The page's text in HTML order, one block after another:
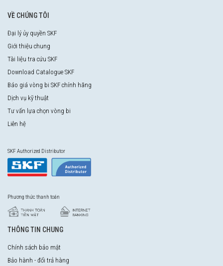
VỀ CHÚNG TÔI
Đại lý ủy quyền SKF
Giới thiệu chung
Tài liệu tra cứu SKF
Download Catalogue SKF
Báo giá vòng bi SKF chính hãng
Dịch vụ kỹ thuật
Tư vấn lựa chọn vòng bi
Liên hệ
SKF Authorized Distributor
Phương thức thanh toán
THÔNG TIN CHUNG
Chính sách bảo mật
Bảo hành - đổi trả hàng